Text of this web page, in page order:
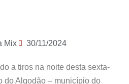
Mix 30/11/2024
a tiros na noite desta sexta-
do Algodão – município do